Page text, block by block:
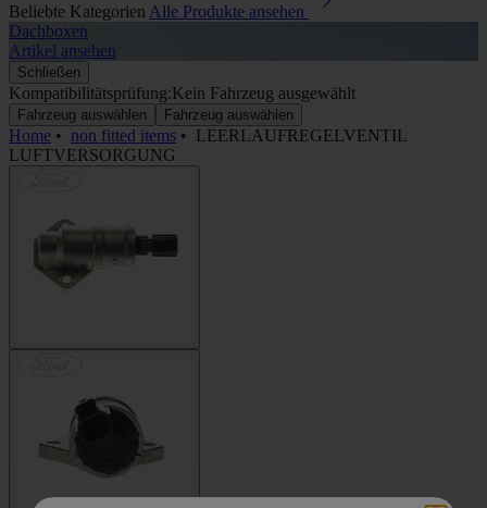
Beliebte Kategorien Alle Produkte ansehen
Dachboxen
Artikel ansehen
Schließen
Kompatibilitätsprüfung:Kein Fahrzeug ausgewählt
Fahrzeug auswählen Fahrzeug auswählen
Home • non fitted items • LEERLAUFREGELVENTIL
LUFTVERSORGUNG